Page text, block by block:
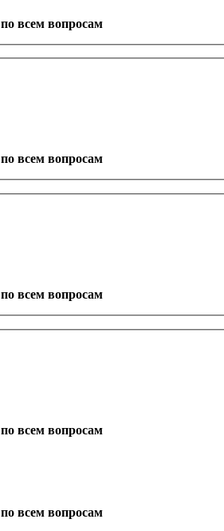
всем вопросам
всем вопросам
всем вопросам
всем вопросам
всем вопросам